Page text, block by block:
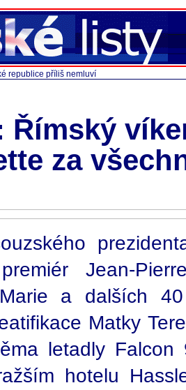
republice příliš nemluví
Římský
za
Jean-
a dalších
Matky
letadly
hotelu